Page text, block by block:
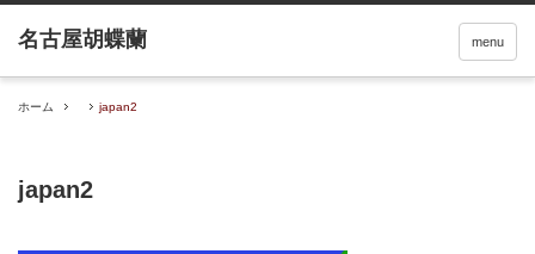
menu
ホーム japan2
japan2